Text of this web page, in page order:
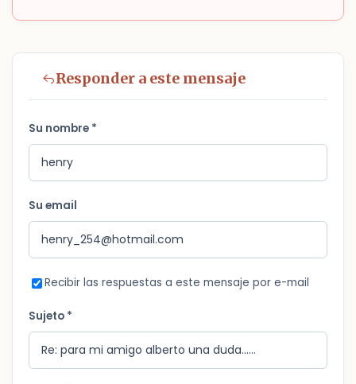
Responder a este mensaje
Su nombre *
Su email
Recibir las respuestas a este mensaje por e-mail
Sujeto *